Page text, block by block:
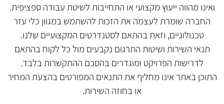
ואינו מהווה ייעוץ מקצועי או התחייבות לשיטת עבודה ספציפית.
החברה שומרת לעצמה את הזכות להשתמש במגוון כלי עזר
טכנולוגיים, וזאת בהתאם לסטנדרטים המקצועיים שלנו.
תנאי השירות ושיטות התרגום נקבעים מול כל לקוח בהתאם
לדרישות הפרויקט ומוגדרים בהסכם ההתקשרות בלבד.
התוכן באתר אינו מחליף את התנאים המפורטים בהצעת המחיר
או בחוזה השירות.